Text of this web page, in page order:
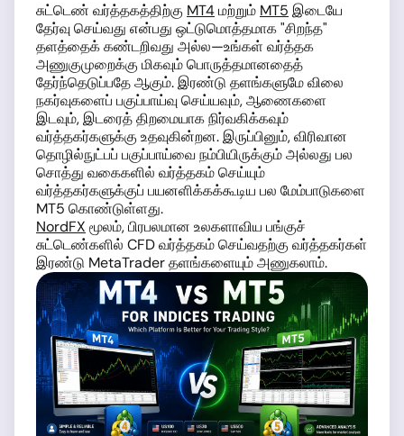
சுட்டெண் வர்த்தகத்திற்கு MT4மற்றும் MT5 இடையே
தேர்வு செய்வது என்பது ஒட்டுமொத்தமாக "சிறந்த"
தளத்தைக் கண்டறிவது அல்ல—உங்கள் வர்த்தக
அணுகுமுறைக்கு மிகவும் பொருத்தமானதைத்
தேர்ந்தெடுப்பதே ஆகும். இரண்டு தளங்களுமே விலை
நகர்வுகளைப் பகுப்பாய்வு செய்யவும், ஆணைகளை
இடவும், இடரைத் திறமையாக நிர்வகிக்கவும்
வர்த்தகர்களுக்கு உதவுகின்றன. இருப்பினும், விரிவான
தொழில்நுட்பப் பகுப்பாய்வை நம்பியிருக்கும் அல்லது பல
சொத்து வகைகளில் வர்த்தகம் செய்யும்
வர்த்தகர்களுக்குப் பயனளிக்கக்கூடிய பல மேம்பாடுகளை
MT5 கொண்டுள்ளது.
NordFX மூலம், பிரபலமான உலகளாவிய பங்குச்
சுட்டெண்களில் CFD வர்த்தகம் செய்வதற்கு வர்த்தகர்கள்
இரண்டு MetaTrader தளங்களையும் அணுகலாம்.